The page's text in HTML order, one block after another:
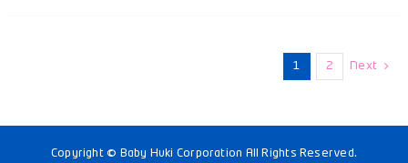
1 2 Next
Copyright © Baby Huki Corporation All Rights Reserved.